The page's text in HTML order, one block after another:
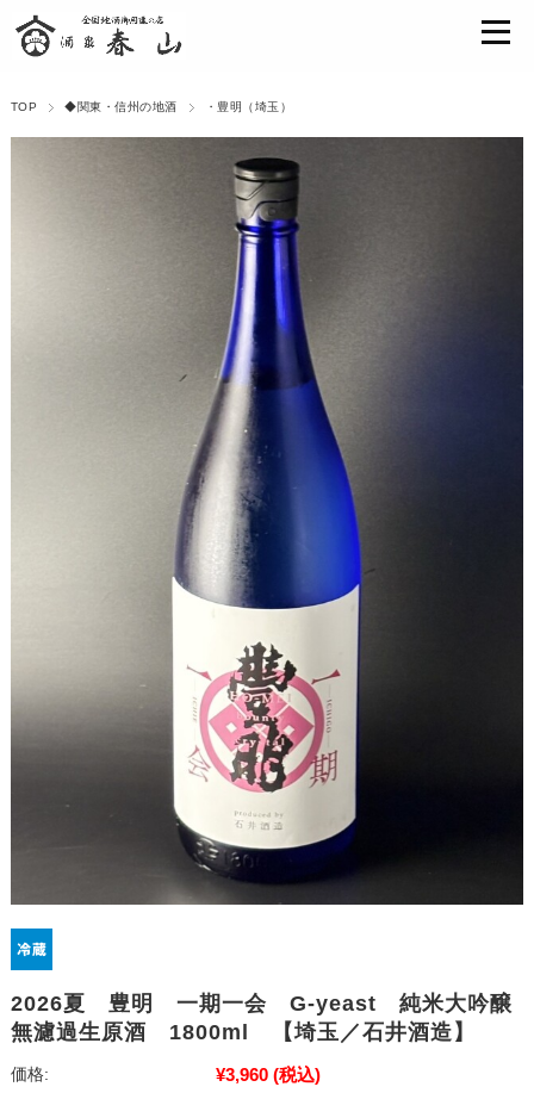
TOP ◆関東・信州の地酒 ・豊明（埼玉）
2026夏 豊明 一期一会 G-yeast 純米大吟醸
無濾過生原酒 1800ml 【埼玉／石井酒造】
価格: ¥3,960 (税込)